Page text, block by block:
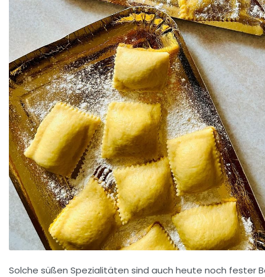
Solche süßen Spezialitäten sind auch heute noch fester